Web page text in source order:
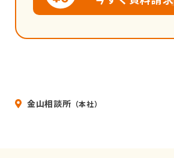
金山相談所 （本社）